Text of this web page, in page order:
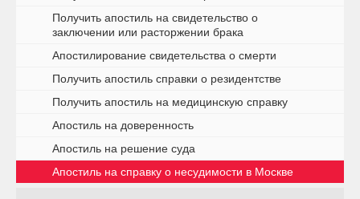
Получить апостиль на свидетельство о
заключении или расторжении брака
Апостилирование свидетельства о смерти
Получить апостиль справки о резидентстве
Получить апостиль на медицинскую справку
Апостиль на доверенность
Апостиль на решение суда
Апостиль на справку о несудимости в Москве